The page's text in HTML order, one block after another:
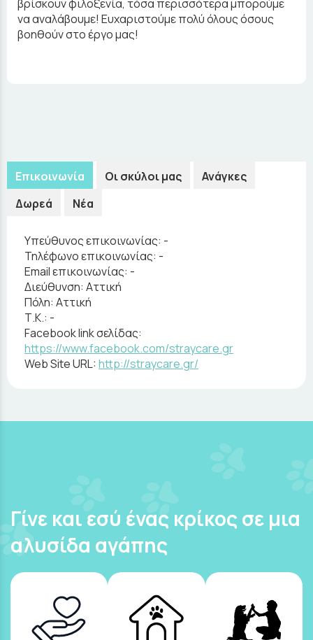
βρίσκουν φιλοξενία, τόσα περισσότερα μπορούμε
να αναλάβουμε! Ευχαριστούμε πολύ όλους όσους
βοηθούν στο έργο μας!
Επικοινωνία Οι σκύλοι μας
Ανάγκες
Δωρεά
Νέα
Υπεύθυνος επικοινωνίας: -
Τηλέφωνο επικοινωνίας: -
Email επικοινωνίας: -
Διεύθυνση: Αττική
Πόλη: Αττική
Τ.Κ.: -
Facebook link σελίδας:
https://www.facebook.com/straycare.gr
Web Site URL:http://straycare.gr/
Γίνε και εσύ ένας κρίκος σε μια
αλυσίδα αγάπης